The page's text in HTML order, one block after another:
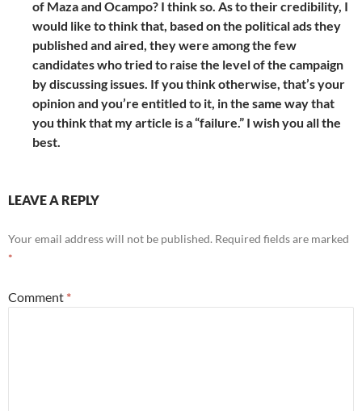
of Maza and Ocampo? I think so. As to their credibility, I
would like to think that, based on the political ads they
published and aired, they were among the few
candidates who tried to raise the level of the campaign
by discussing issues. If you think otherwise, that’s your
opinion and you’re entitled to it, in the same way that
you think that my article is a “failure.” I wish you all the
best.
LEAVE A REPLY
Your email address will not be published. Required fields are marked
*
Comment *